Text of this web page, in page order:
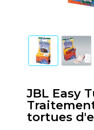
JBL Easy
tortues